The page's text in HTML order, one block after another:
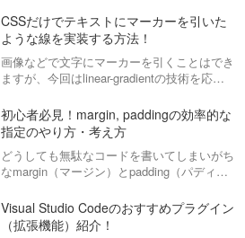
考え方などについても紹介しています。動画
内で説明していたdl, dt, …
CSSだけでテキストにマーカーを引いた
ような線を実装する方法！
画像などで文字にマーカーを引くことはでき
ますが、今回はlinear-gradientの技術を応用
みましょう！
初心者必見！margin, paddingの効率的な
指定のやり方・考え方
どうしても無駄なコードを書いてしまいがち
なmargin（マージン）とpadding（パディン
10px;margin: 10px 20px;margin: …
Visual Studio Codeのおすすめプラグイン
（拡張機能）紹介！